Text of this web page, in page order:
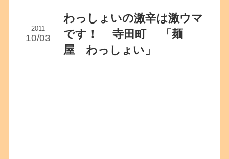
わっしょいの激辛は激ウマ
です！ 寺田町 「麺
屋 わっしょい」
2011
10/03